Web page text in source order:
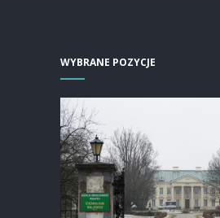
WYBRANE POZYCJE